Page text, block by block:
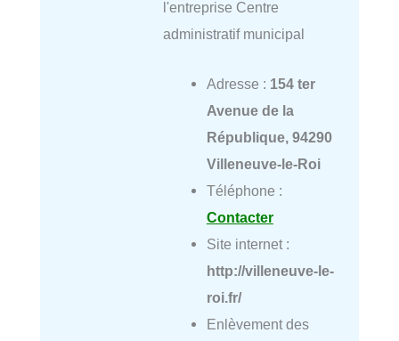
l'entreprise Centre
administratif municipal
Adresse : 154 ter
Avenue de la
République, 94290
Villeneuve-le-Roi
Téléphone :
Contacter
Site internet :
http://villeneuve-le-
roi.fr/
Enlèvement des